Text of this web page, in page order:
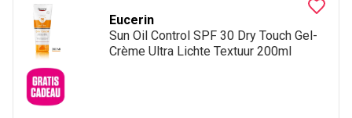
Eucerin
Sun Oil Control SPF 30 Dry Touch Gel-
Crème Ultra Lichte Textuur 200ml